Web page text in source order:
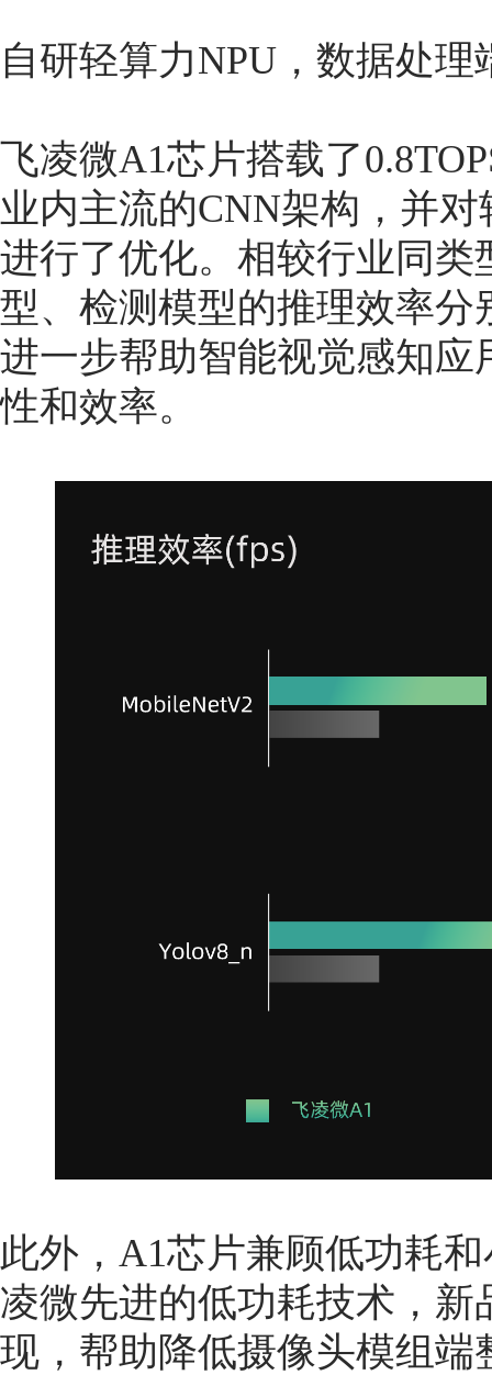
自研轻算力NPU，数据处理
飞凌微A1芯片搭载了
业内主流的CNN架构，并
进行了优化。相较行业同
型、检测模型的推理效率分
进一步帮助智能视觉感知
性和效率。
此外，A1芯片兼顾低功耗
凌微先进的低功耗技术，
现，帮助降低摄像头模组